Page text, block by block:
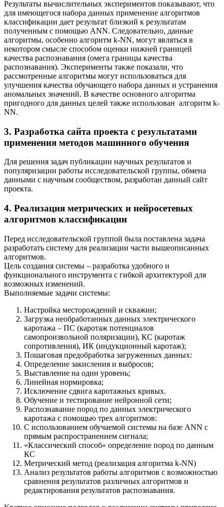
Результаты вычислительных экспериментов показывают, что
для имеющегося набора данных применение алгоритмов
классификации дает результат близкий к результатам
полученным с помощью ANN. Следовательно, данные
алгоритмы, особенно алгоритм k-NN, могут являться в
некотором смысле способом оценки нижней границей
качества распознавания (омега границы качества
распознавания). Эксперименты также показали, что
рассмотренные алгоритмы могут использоваться для
улучшения качества обучающего набора данных и устранения
аномальных значений. В качестве основного алгоритма
пригодного для данных целей также использован алгоритм k-
NN.
3. Разработка сайта проекта с результатами
применения методов машинного обучения
Для решения задач публикации научных результатов и
популяризации работы исследовательской группы, обмена
данными с научным сообществом, разработан данный сайт
проекта.
4. Реализация метрических и нейросетевых
алгоритмов классификации
Перед исследовательской группой была поставлена задача
разработать систему для реализации части вышеописанных
алгоритмов.
Цель создания системы – разработка удобного и
функционального инструмента с гибкой архитектурой для
возможных изменений.
Выполняемые задачи системы:
Настройка месторождений и скважин;
Загрузка необработанных данных электрического
каротажа – ПС (каротаж потенциалов
самопроизвольной поляризации), КС (каротаж
сопротивления), ИК (индукционный каротаж);
Пошаговая предобработка загруженных данных:
Определение закисления и выбросов;
Выставление на один уровень;
Линейная нормировка;
Исключение сдвига каротажных кривых.
Обучение и тестирование нейронной сети;
Распознавание пород по данных электрического
каротажа с помощью трех алгоритмов:
С использованием обучаемой системы на базе ANN с
прямым распространением сигнала;
«Классический способ» определение пород по данным
КС
Метрический метод (реализация алгоритма k-NN)
Анализ результатов работы алгоритмов с возможностью
сравнения результатов различных алгоритмов и
редактирования результатов распознавания.